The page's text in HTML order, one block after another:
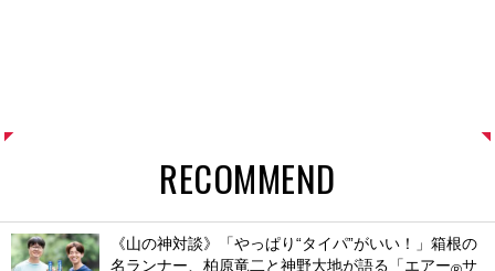
RECOMMEND
《山の神対談》「やっぱり“タイパ”がいい！」箱根の
名ランナー、柏原竜二と神野大地が語る「エアー
サ